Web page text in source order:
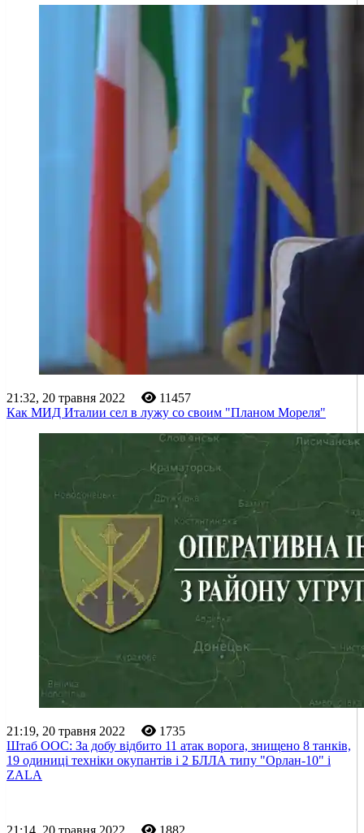
21:32, 20 травня 2022
11457
Как МИД Италии сел в лужу со своим "Планом Мореля"
21:19, 20 травня 2022
1735
Штаб ООС: За добу відбито 11 атак ворога, знищено 8 танків,
19 одиниці техніки окупантів і 2 БЛЛА типу "Орлан-10" і
ZALA
21:14, 20 травня 2022 1882